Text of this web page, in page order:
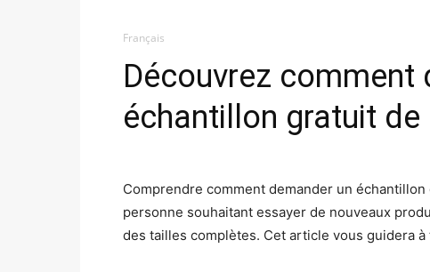
Français
Découvrez comment
échantillon gratuit de
Comprendre comment demander un
personne souhaitant essayer de nouveaux
des tailles complètes. Cet article vous guidera